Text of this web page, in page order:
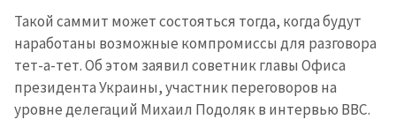
Такой саммит может состояться тогда, когда будут
наработаны возможные компромиссы для разговора
тет-а-тет. Об этом заявил советник главы Офиса
президента Украины, участник переговоров на
уровне делегаций Михаил Подоляк в интервью BBC.